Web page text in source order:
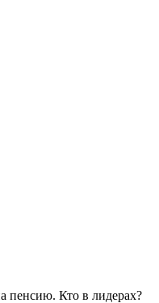
пенсию. Кто в лидерах?